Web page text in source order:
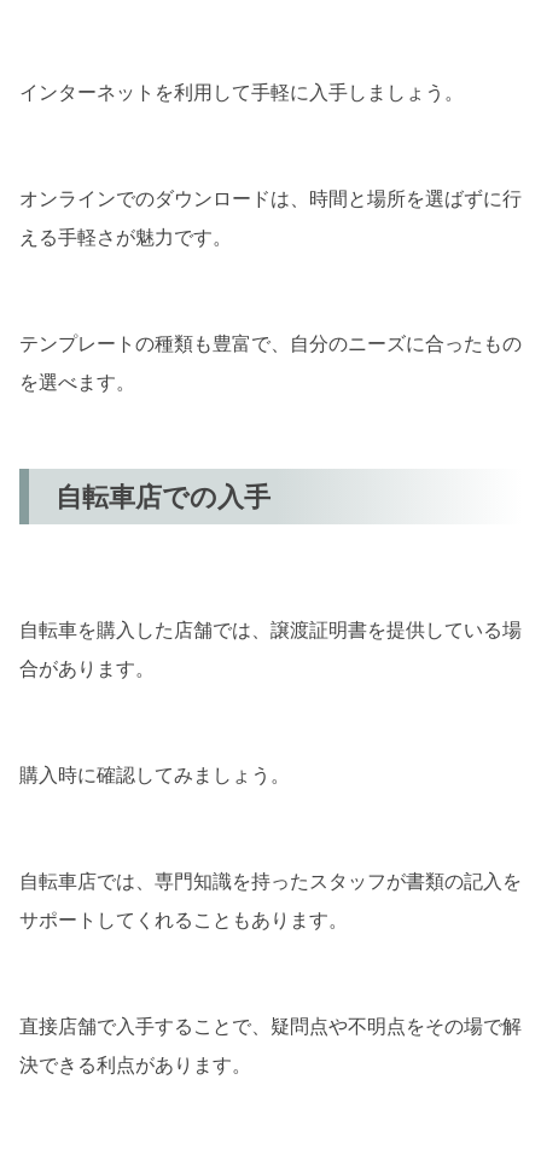
インターネットを利用して手軽に入手しましょう。
オンラインでのダウンロードは、時間と場所を選ばずに行
える手軽さが魅力です。
テンプレートの種類も豊富で、自分のニーズに合ったもの
を選べます。
自転車店での入手
自転車を購入した店舗では、譲渡証明書を提供している場
合があります。
購入時に確認してみましょう。
自転車店では、専門知識を持ったスタッフが書類の記入を
サポートしてくれることもあります。
直接店舗で入手することで、疑問点や不明点をその場で解
決できる利点があります。